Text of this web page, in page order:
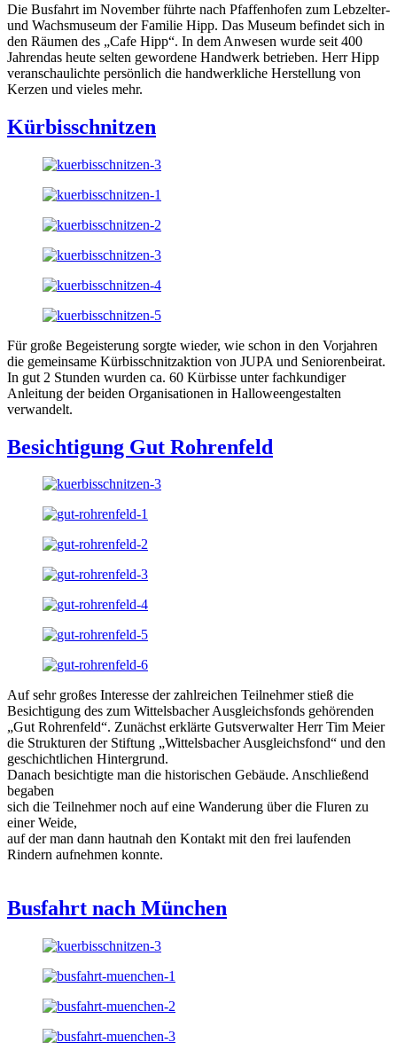
Die Busfahrt im November führte nach Pfaffenhofen zum Lebzelter-
und Wachsmuseum der Familie Hipp. Das Museum befindet sich in
den Räumen des „Cafe Hipp“. In dem Anwesen wurde seit 400
Jahrendas heute selten gewordene Handwerk betrieben. Herr Hipp
veranschaulichte persönlich die handwerkliche Herstellung von
Kerzen und vieles mehr.
Kürbisschnitzen
Für große Begeisterung sorgte wieder, wie schon in den Vorjahren
die gemeinsame Kürbisschnitzaktion von JUPA und Seniorenbeirat.
In gut 2 Stunden wurden ca. 60 Kürbisse unter fachkundiger
Anleitung der beiden Organisationen in Halloweengestalten
verwandelt.
Besichtigung Gut Rohrenfeld
Auf sehr großes Interesse der zahlreichen Teilnehmer stieß die
Besichtigung des zum Wittelsbacher Ausgleichsfonds gehörenden
„Gut Rohrenfeld“. Zunächst erklärte Gutsverwalter Herr Tim Meier
die Strukturen der Stiftung „Wittelsbacher Ausgleichsfond“ und den
geschichtlichen Hintergrund.
Danach besichtigte man die historischen Gebäude. Anschließend
begaben
sich die Teilnehmer noch auf eine Wanderung über die Fluren zu
einer Weide,
auf der man dann hautnah den Kontakt mit den frei laufenden
Rindern aufnehmen konnte.
Busfahrt nach München